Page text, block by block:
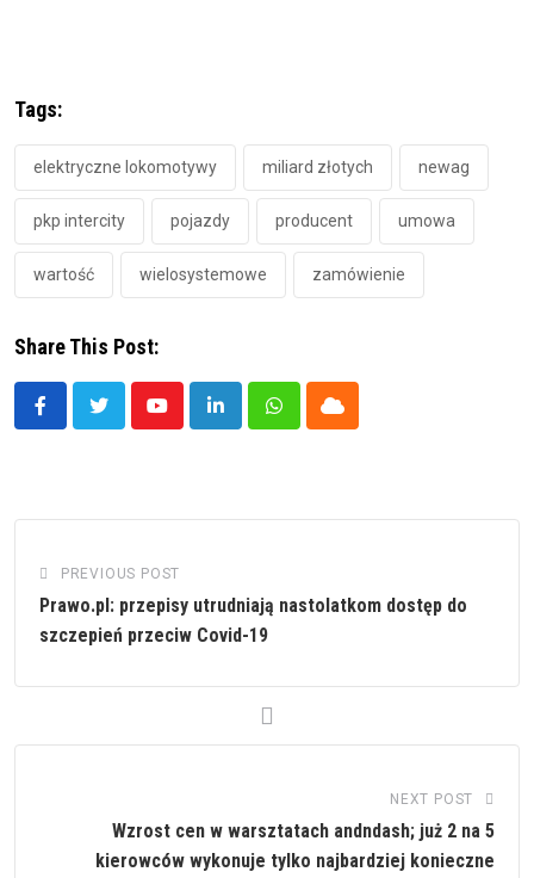
Tags:
elektryczne lokomotywy miliard złotych newag
pkp intercity pojazdy producent umowa
wartość wielosystemowe zamówienie
Share This Post:
YoutubeLinkedInWhatsappCloud
PREVIOUS POST
Prawo.pl: przepisy utrudniają nastolatkom dostęp do
szczepień przeciw Covid-19
NEXT POST
Wzrost cen w warsztatach andndash; już 2 na 5
kierowców wykonuje tylko najbardziej konieczne